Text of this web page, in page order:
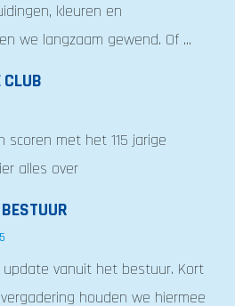
kleuren en
we langzaam gewend. Of ...
CLUB
scoren met het 115 jarige
alles over
update vanuit het bestuur. Kort
houden we hiermee